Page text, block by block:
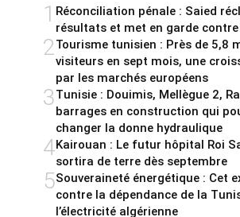
1 Réconciliation pénale : Saied
résultats et met en garde
2Tourisme tunisien : Près de 5,8
visiteurs en sept mois, une
par les marchés européens
3Tunisie : Douimis, Mellègue 2,
barrages en construction qui
changer la donne hydraulique
4Kairouan : Le futur hôpital Roi
sortira de terre dès septembre
5Souveraineté énergétique : Cet
contre la dépendance de la
l’électricité algérienne